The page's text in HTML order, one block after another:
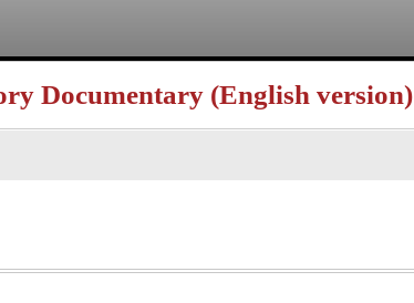
Documentary (English version)